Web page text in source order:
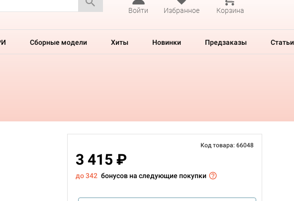
Войти
Избранное Корзина
Сборные модели Хиты Новинки Предзаказы Статьи
Код товара: 66048
3 415 ₽
до 342 бонусов на следующие покупки